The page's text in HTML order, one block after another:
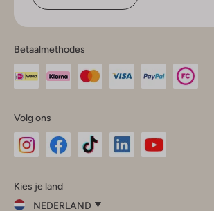
Betaalmethodes
Volg ons
InstagramFacebook
Kies je land
NEDERLAND